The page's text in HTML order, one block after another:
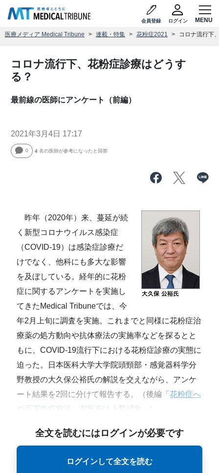
会員登録 ログイン
医療メディア Medical Tribune 連載・特集 花粉症2021 コロナ流行下
コロナ流行下、花粉症診療はどうす
る？
最前線の医師にアンケート（前編）
2021年3月4日 17:17
0 4 名の医師が参考になったと回答
昨年（2020年）来、蔓延が続
く新型コロナウイルス感染症
（COVID-19）は感染症診療だ
けでなく、他科にも多大な影響
を及ぼしている。経年的に花粉
症に関するアンケートを実施し
てきたMedical Tribuneでは、今
年2月上旬に調査を実施。これまでと同様に花粉症治
療薬の処方動向や抗体療法の実施率などを探るとと
もに、COVID-19流行下における花粉症診療の実態に
迫った。日本医科大学大学院頭頸部・感覚器科学分
野教授の大久保公裕氏の解説を交えながら、アンケ
ート結果を2回に分けて報告する。（後編「花粉症へ
の舌下免疫療法、実施率は上昇傾向
全文を読むにはログインが必要です
ログインして全文を読む